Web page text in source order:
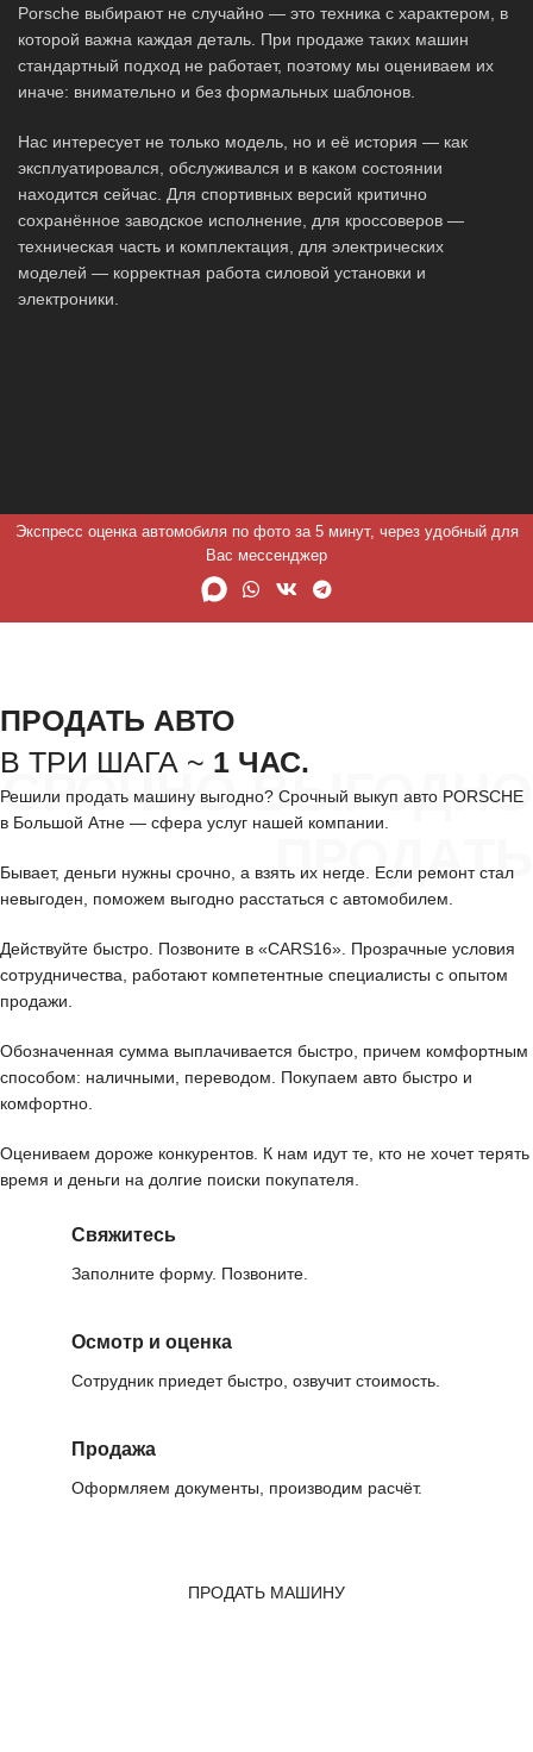
Porsche выбирают не случайно — это техника с характером, в
которой важна каждая деталь. При продаже таких машин
стандартный подход не работает, поэтому мы оцениваем их
иначе: внимательно и без формальных шаблонов.
Нас интересует не только модель, но и её история — как
эксплуатировался, обслуживался и в каком состоянии
находится сейчас. Для спортивных версий критично
сохранённое заводское исполнение, для кроссоверов —
техническая часть и комплектация, для электрических
моделей — корректная работа силовой установки и
электроники.
Экспресс оценка автомобиля по фото за 5 минут, через удобный для
Вас мессенджер
СРОЧНО ВЫГОДНО
ПРОДАТЬ
ПРОДАТЬ АВТО
В ТРИ ШАГА ~ 1 ЧАС.
Решили продать машину выгодно? Срочный выкуп авто PORSCHE
в Большой Атне — сфера услуг нашей компании.
Бывает, деньги нужны срочно, а взять их негде. Если ремонт стал
невыгоден, поможем выгодно расстаться с автомобилем.
Действуйте быстро. Позвоните в «CARS16». Прозрачные условия
сотрудничества, работают компетентные специалисты с опытом
продажи.
Обозначенная сумма выплачивается быстро, причем комфортным
способом: наличными, переводом. Покупаем авто быстро и
комфортно.
Оцениваем дороже конкурентов. К нам идут те, кто не хочет терять
время и деньги на долгие поиски покупателя.
Свяжитесь
Заполните форму. Позвоните.
Осмотр и оценка
Сотрудник приедет быстро, озвучит стоимость.
Продажа
Оформляем документы, производим расчёт.
ПРОДАТЬ МАШИНУ